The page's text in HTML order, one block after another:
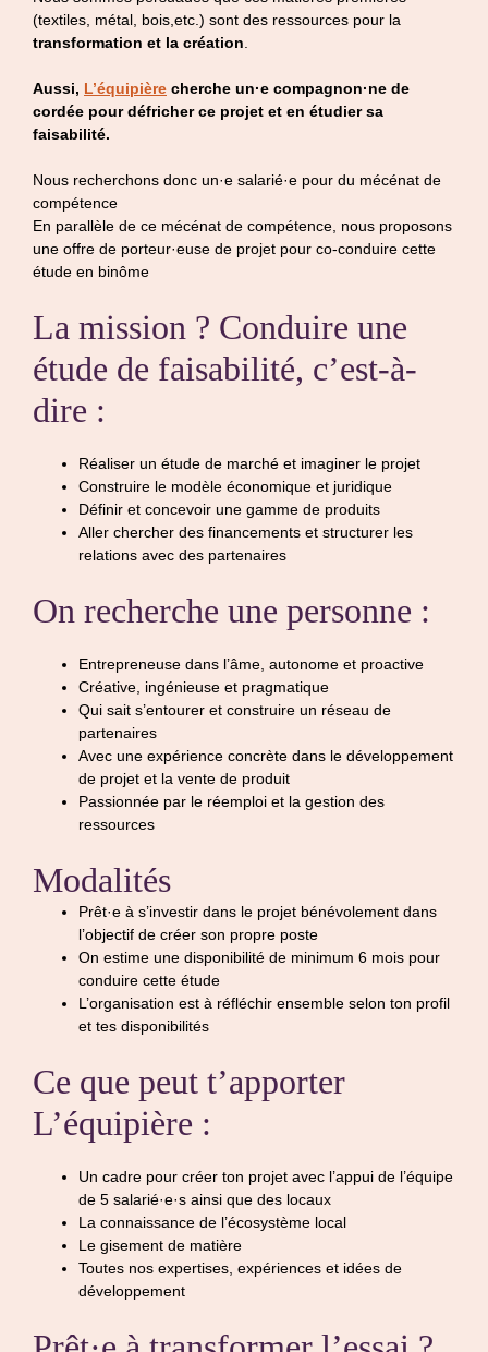
(textiles, métal, bois,etc.) sont des ressources pour la
transformation et la création
Aussi, L’équipière cherche un·e compagnon·ne de
cordée pour défricher ce projet et en étudier sa
faisabilité.
Nous recherchons donc un·e salarié·e pour du mécénat de
compétence
En parallèle de ce mécénat de compétence, nous proposons
une offre de porteur·euse de projet pour co-conduire cette
étude en binôme
La mission ? Conduire une
étude de faisabilité, c’est-à-
dire :
Réaliser un étude de marché et imaginer le projet
Construire le modèle économique et juridique
Définir et concevoir une gamme de produits
Aller chercher des financements et structurer les
relations avec des partenaires
On recherche une personne :
Entrepreneuse dans l’âme, autonome et proactive
Créative, ingénieuse et pragmatique
Qui sait s’entourer et construire un réseau de
partenaires
Avec une expérience concrète dans le développement
de projet et la vente de produit
Passionnée par le réemploi et la gestion des
ressources
Modalités
Prêt·e à s’investir dans le projet bénévolement dans
l’objectif de créer son propre poste
On estime une disponibilité de minimum 6 mois pour
conduire cette étude
L’organisation est à réfléchir ensemble selon ton profil
et tes disponibilités
Ce que peut t’apporter
L’équipière :
Un cadre pour créer ton projet avec l’appui de l’équipe
de 5 salarié·e·s ainsi que des locaux
La connaissance de l’écosystème local
Le gisement de matière
Toutes nos expertises, expériences et idées de
développement